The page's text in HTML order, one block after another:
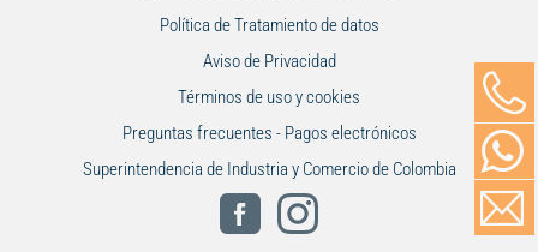
Política de Tratamiento de datos
Aviso de Privacidad
Términos de uso y cookies
Preguntas frecuentes - Pagos electrónicos
Superintendencia de Industria y Comercio de Colombia